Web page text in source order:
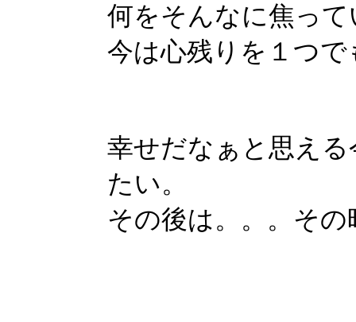
何をそんなに焦っ
今は心残りを１つ
幸せだなぁと思え
たい。
その後は。。。そ